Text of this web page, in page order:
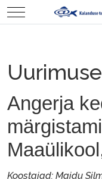
Mobile Menu
Angerja
Koostajad: Maidu